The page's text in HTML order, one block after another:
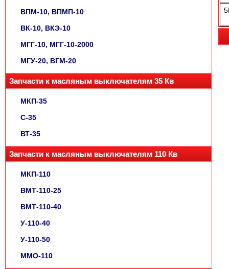
ВПМ-10, ВПМП-10
ВК-10, ВКЭ-10
МГГ-10, МГГ-10-2000
МГУ-20, ВГМ-20
Запчасти к масляным выключателям 35 Кв
МКП-35
С-35
ВТ-35
Запчасти к масляным выключателям 110 Кв
МКП-110
ВМТ-110-25
ВМТ-110-40
У-110-40
У-110-50
ММО-110